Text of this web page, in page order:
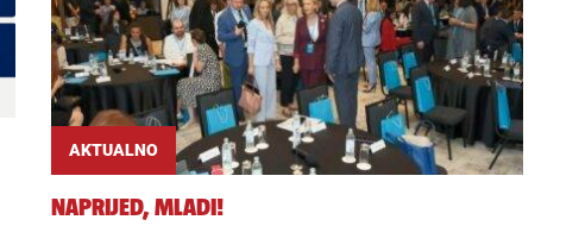
AKTUALNO
NAPRIJED, MLADI!